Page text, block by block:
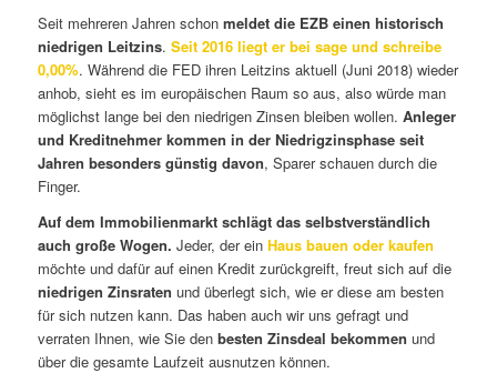
Seit mehreren Jahren schon meldet die EZB einen historisch
niedrigen Leitzins. Seit 2016 liegt er bei sage und schreibe
0,00%. Während die FED ihren Leitzins aktuell (Juni 2018) wieder
anhob, sieht es im europäischen Raum so aus, also würde man
möglichst lange bei den niedrigen Zinsen bleiben wollen. Anleger
und Kreditnehmer kommen in der Niedrigzinsphase seit
Jahren besonders günstig davon, Sparer schauen durch die
Finger.
Auf dem Immobilienmarkt schlägt das selbstverständlich
auch große Wogen. Jeder, der ein Haus bauen oder kaufen
möchte und dafür auf einen Kredit zurückgreift, freut sich auf die
niedrigen Zinsraten und überlegt sich, wie er diese am besten
für sich nutzen kann. Das haben auch wir uns gefragt und
verraten Ihnen, wie Sie den besten Zinsdeal bekommen und
über die gesamte Laufzeit ausnutzen können.